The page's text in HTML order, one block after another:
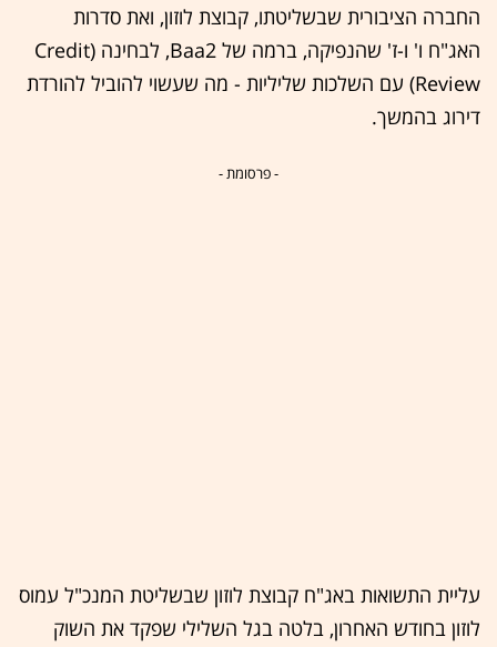
החברה הציבורית שבשליטתו, קבוצת לוזון, ואת סדרות
האג"ח ו' ו-ז' שהנפיקה, ברמה של Baa2, לבחינה (Credit
Review) עם השלכות שליליות - מה שעשוי להוביל להורדת
דירוג בהמשך.
- פרסומת -
עליית התשואות באג"ח קבוצת לוזון שבשליטת המנכ"ל עמוס
לוזון בחודש האחרון, בלטה בגל השלילי שפקד את השוק